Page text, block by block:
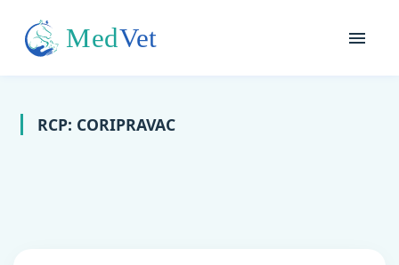
RCP: CORIPRAVAC